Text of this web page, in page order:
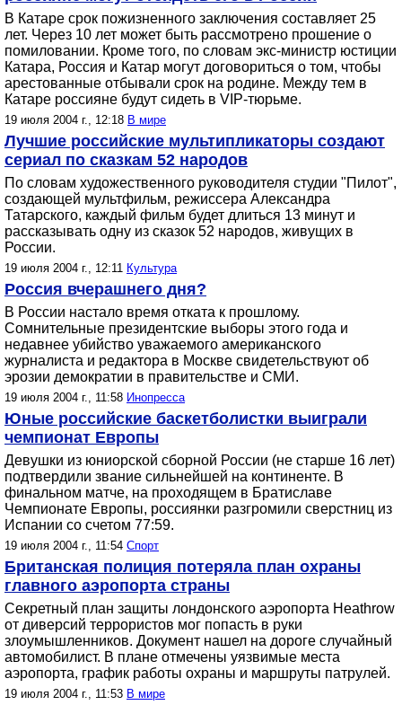
В Катаре срок пожизненного заключения составляет 25
лет. Через 10 лет может быть рассмотрено прошение о
помиловании. Кроме того, по словам экс-министр юстиции
Катара, Россия и Катар могут договориться о том, чтобы
арестованные отбывали срок на родине. Между тем в
Катаре россияне будут сидеть в VIP-тюрьме.
19 июля 2004 г., 12:18 В мире
Лучшие российские мультипликаторы создают
сериал по сказкам 52 народов
По словам художественного руководителя студии "Пилот",
создающей мультфильм, режиссера Александра
Татарского, каждый фильм будет длиться 13 минут и
рассказывать одну из сказок 52 народов, живущих в
России.
19 июля 2004 г., 12:11 Культура
Россия вчерашнего дня?
В России настало время отката к прошлому.
Сомнительные президентские выборы этого года и
недавнее убийство уважаемого американского
журналиста и редактора в Москве свидетельствуют об
эрозии демократии в правительстве и СМИ.
19 июля 2004 г., 11:58 Инопресса
Юные российские баскетболистки выиграли
чемпионат Европы
Девушки из юниорской сборной России (не старше 16 лет)
подтвердили звание сильнейшей на континенте. В
финальном матче, на проходящем в Братиславе
Чемпионате Европы, россиянки разгромили сверстниц из
Испании со счетом 77:59.
19 июля 2004 г., 11:54 Спорт
Британская полиция потеряла план охраны
главного аэропорта страны
Секретный план защиты лондонского аэропорта Heathrow
от диверсий террористов мог попасть в руки
злоумышленников. Документ нашел на дороге случайный
автомобилист. В плане отмечены уязвимые места
аэропорта, график работы охраны и маршруты патрулей.
19 июля 2004 г., 11:53 В мире